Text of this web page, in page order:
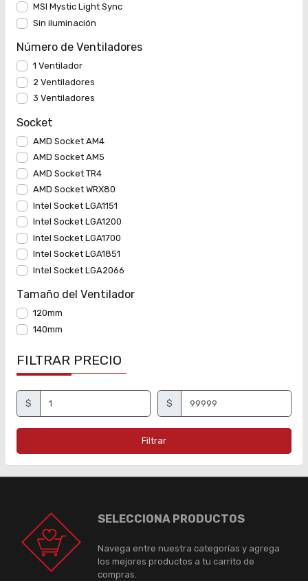
MSI Mystic Light Sync
Sin iluminación
Número de Ventiladores
1 Ventilador
2 Ventiladores
3 Ventiladores
Socket
AMD Socket AM4
AMD Socket AM5
AMD Socket TR4
AMD Socket WRX80
Intel Socket LGA1151
Intel Socket LGA1200
Intel Socket LGA1700
Intel Socket LGA1851
Intel Socket LGA2066
Tamaño del Ventilador
120mm
140mm
FILTRAR PRECIO
$ $
Filtrar
SELECCIONA PRODUCTOS
Navega entre nuestra categorías y agrega
los mejores productos a tu carrito de
compras.